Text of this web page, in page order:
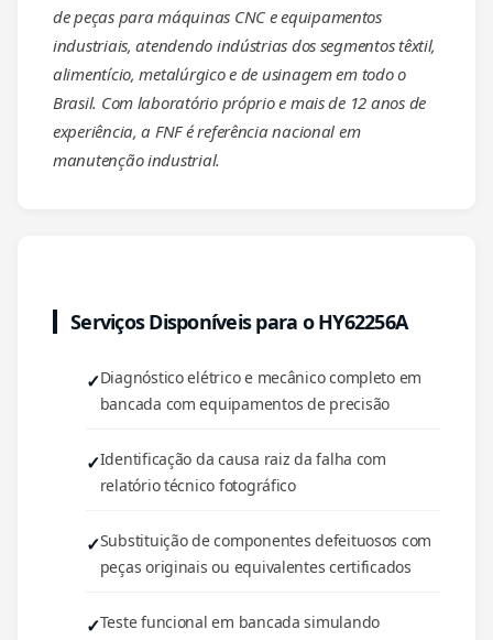
de peças para máquinas CNC e equipamentos
industriais, atendendo indústrias dos segmentos têxtil,
alimentício, metalúrgico e de usinagem em todo o
Brasil. Com laboratório próprio e mais de 12 anos de
experiência, a FNF é referência nacional em
manutenção industrial.
Serviços Disponíveis para o HY62256A
Diagnóstico elétrico e mecânico completo em
bancada com equipamentos de precisão
Identificação da causa raiz da falha com
relatório técnico fotográfico
Substituição de componentes defeituosos com
peças originais ou equivalentes certificados
Teste funcional em bancada simulando